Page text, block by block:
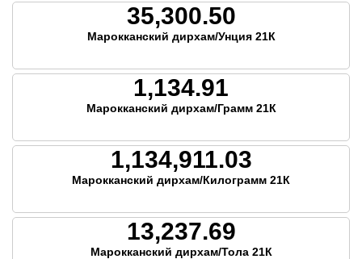
35,300.50
Марокканский дирхам/Унция 21К
1,134.91
Марокканский дирхам/Грамм 21К
1,134,911.03
Марокканский дирхам/Килограмм 21К
13,237.69
Марокканский дирхам/Тола 21К